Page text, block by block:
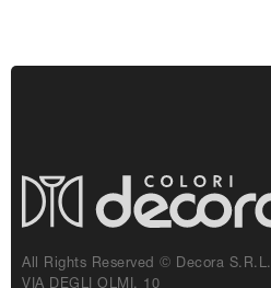
All Rights Reserved © Decora S.r.l.
VIA DEGLI OLMI, 10